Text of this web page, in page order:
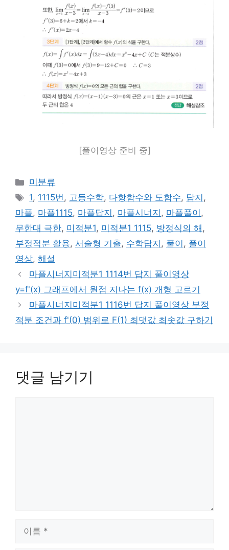
[풀이영상 준비 중]
카
테
리
미분류
태
그
1, 1115번, 고등수학, 다항함수와 도함수, 답지 ,
마플, 마플1115, 마플답지 , 마플시너지 , 마플풀이 ,
무한대 극한, 미적분1, 미적분1 1115, 방정식의 해 ,
부정적분 활용, 서술형 기출, 수학답지 , 풀이 , 풀이
영상, 해설
마플시너지미적분1 1114번 답지 풀이영상
y=f'(x) 그래프에서 원점 지나는 f(x) 개형 고르기
마플시너지미적분1 1116번 답지 풀이영상 부정
적분 조건과 f'(0) 범위로 F(1) 최댓값 최솟값 구하기
댓글 남기기